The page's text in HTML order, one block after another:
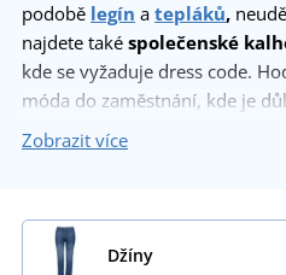
podobě legín a tepláků,
najdete také společenské
kde se vyžaduje dress code.
móda do zaměstnání, kde je
důstojně.
Zobrazit více
Džíny